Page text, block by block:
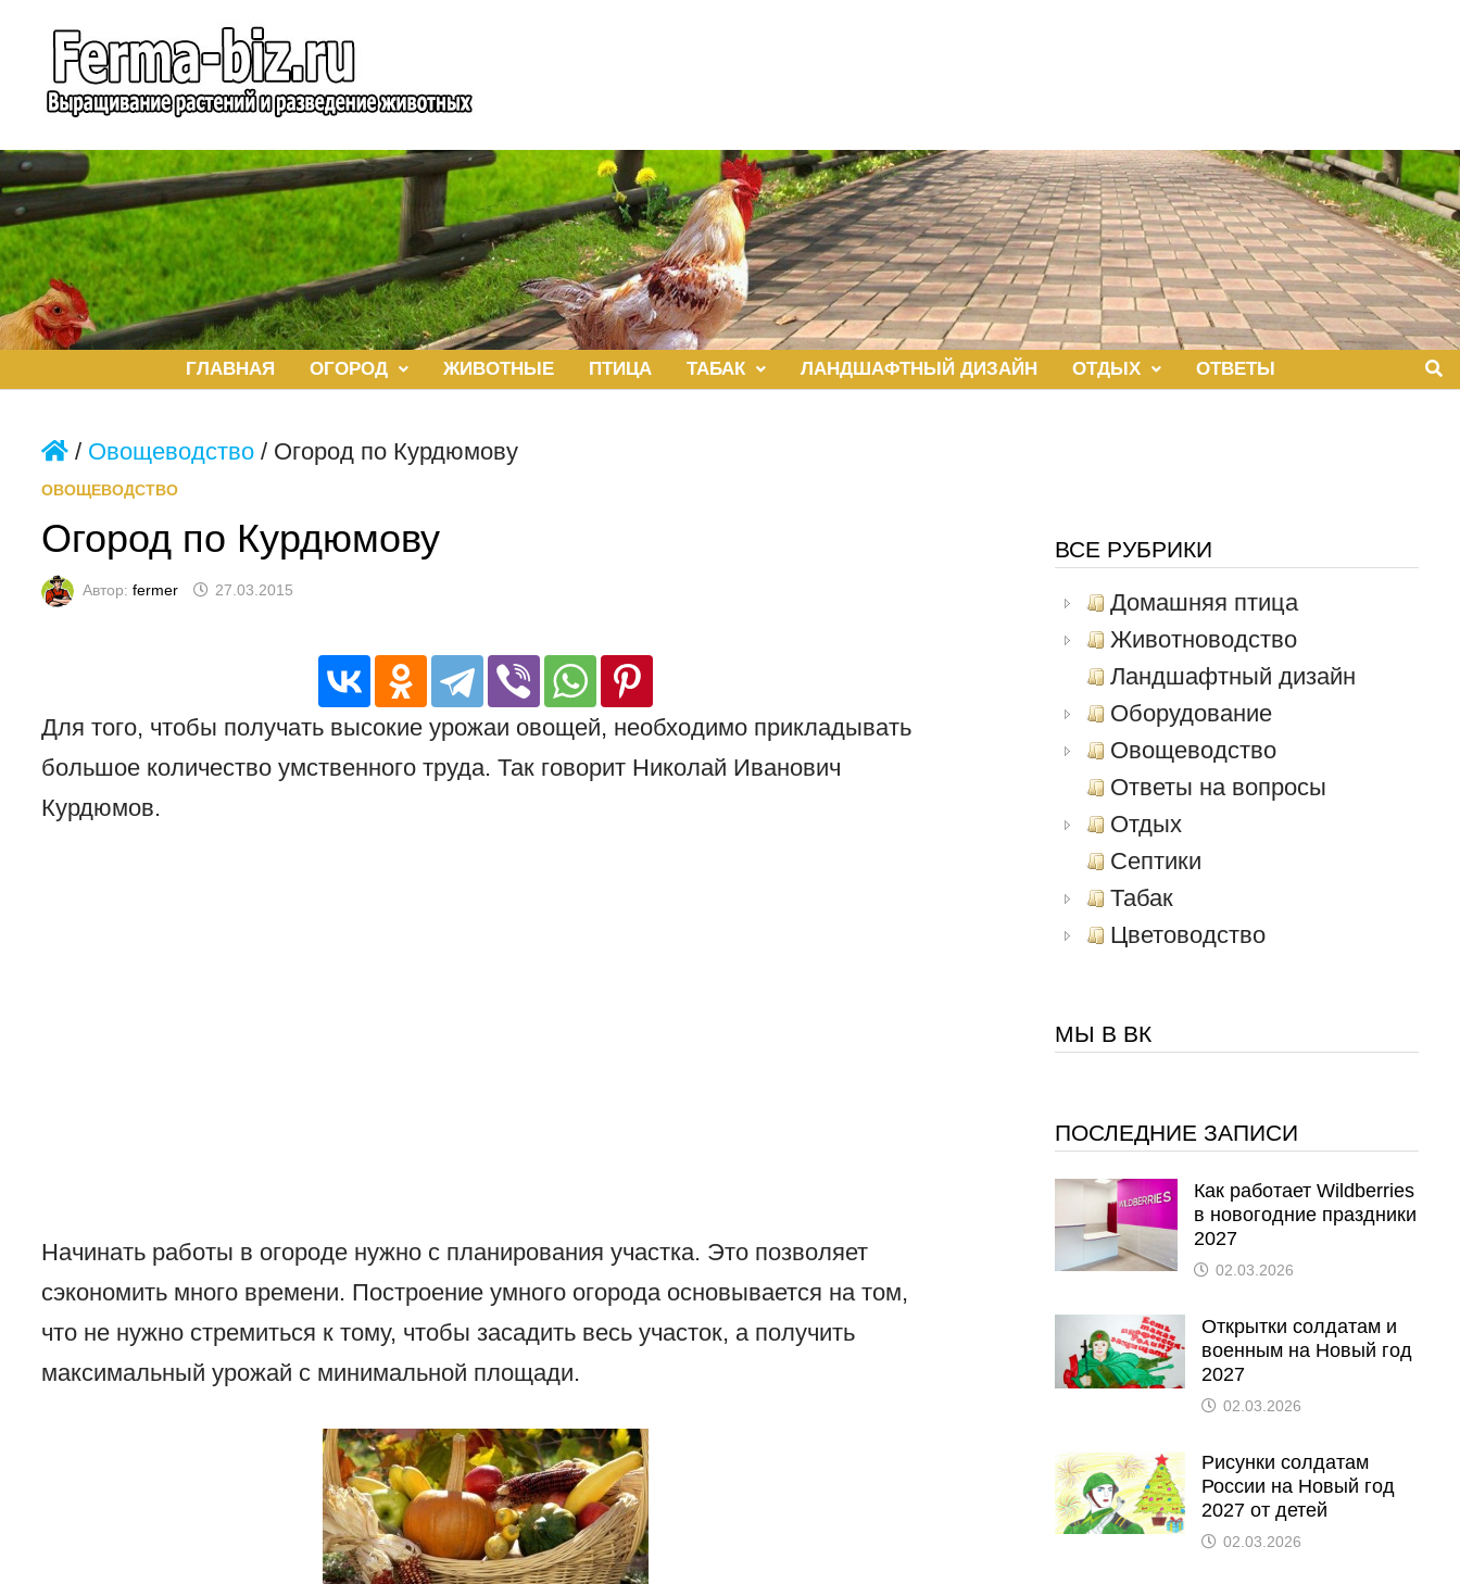
содержимому
ГЛАВНАЯ ОГОРОД ЖИВОТНЫЕ ПТИЦА ТАБАК ЛАНДШАФТНЫЙ ДИЗАЙН ОТДЫХ ОТВЕТЫ
/ Овощеводство / Огород по Курдюмову
ОВОЩЕВОДСТВО
Огород по Курдюмову
Автор:fermer 27.03.2015
Для того, чтобы получать высокие урожаи овощей, необходимо прикладывать
большое количество умственного труда. Так говорит Николай Иванович
Курдюмов.
Начинать работы в огороде нужно с планирования участка. Это позволяет
сэкономить много времени. Построение умного огорода основывается на том,
что не нужно стремиться к тому, чтобы засадить весь участок, а получить
максимальный урожай с минимальной площади.
ВСЕ РУБРИКИ
Домашняя птица
Животноводство
Ландшафтный дизайн
Оборудование
Овощеводство
Ответы на вопросы
Отдых
Септики
Табак
Цветоводство
МЫ В ВК
ПОСЛЕДНИЕ ЗАПИСИ
Как работает Wildberries
в новогодние праздники
2027
02.03.2026
Открытки солдатам и
военным на Новый год
2027
02.03.2026
Рисунки солдатам
России на Новый год
2027 от детей
02.03.2026